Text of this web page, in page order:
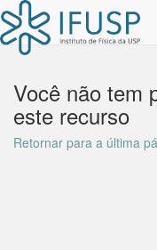
Você não tem
este recurso
Retornar para a última